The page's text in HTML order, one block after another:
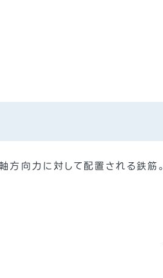
向力に対して配置される鉄筋。